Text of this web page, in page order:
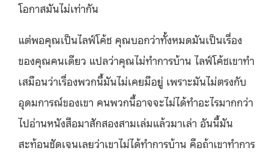
โอกาสมันไม่เท่ากัน
แต่พอคุณเป็นไลฟ์โค้ช คุณบอกว่าทั้งหมดมันเป็นเรื่อง
ของคุณคนเดียว แปลว่าคุณไม่ทำการบ้าน ไลฟ์โค้ชเขาทำ
เสมือนว่าเรื่องพวกนี้มันไม่เคยมีอยู่ เพราะมันไม่ตรงกับ
อุดมการณ์ของเขา คนพวกนี้อาจจะไม่ได้ทำอะไรมากกว่า
ไปอ่านหนังสือมาสักสองสามเล่มแล้วมาเล่า อันนี้มัน
สะท้อนชัดเจนเลยว่าเขาไม่ได้ทำการบ้าน คือถ้าเขาทำการ